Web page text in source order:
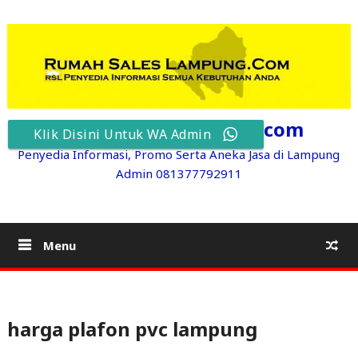
content
RumahSalesLampung.com
Penyedia Informasi, Promo Serta Aneka Jasa di Lampung
Admin 081377792911
Menu
harga plafon pvc lampung
Klik Disini Untuk WA Admin